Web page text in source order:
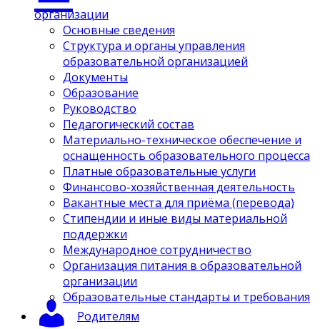
организации
Основные сведения
Структура и органы управления
образовательной организацией
Документы
Образование
Руководство
Педагогический состав
Материально-техническое обеспечение и
оснащенность образовательного процесса
Платные образовательные услуги
Финансово-хозяйственная деятельность
Вакантные места для приёма (перевода)
Стипендии и иные виды материальной
поддержки
Международное сотрудничество
Организация питания в образовательной
организации
Образовательные стандарты и требования
Родителям